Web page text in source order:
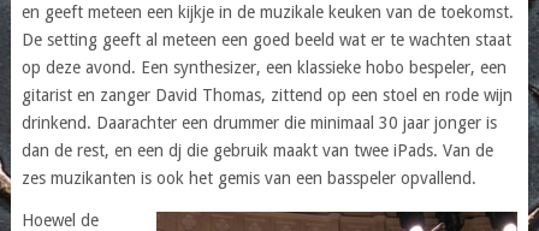
en geeft meteen een kijkje in de muzikale keuken van de toekomst.
De setting geeft al meteen een goed beeld wat er te wachten staat
op deze avond. Een synthesizer, een klassieke hobo bespeler, een
gitarist en zanger David Thomas, zittend op een stoel en rode wijn
drinkend. Daarachter een drummer die minimaal 30 jaar jonger is
dan de rest, en een dj die gebruik maakt van twee iPads. Van de
zes muzikanten is ook het gemis van een basspeler opvallend.
Hoewel de